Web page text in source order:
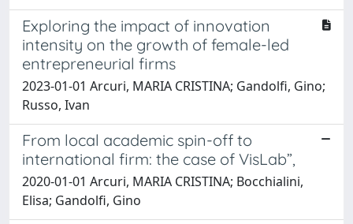
Exploring the impact of innovation
intensity on the growth of female-led
entrepreneurial firms
2023-01-01 Arcuri, MARIA CRISTINA; Gandolfi, Gino;
Russo, Ivan
From local academic spin-off to
international firm: the case of VisLab”,
2020-01-01 Arcuri, MARIA CRISTINA; Bocchialini,
Elisa; Gandolfi, Gino